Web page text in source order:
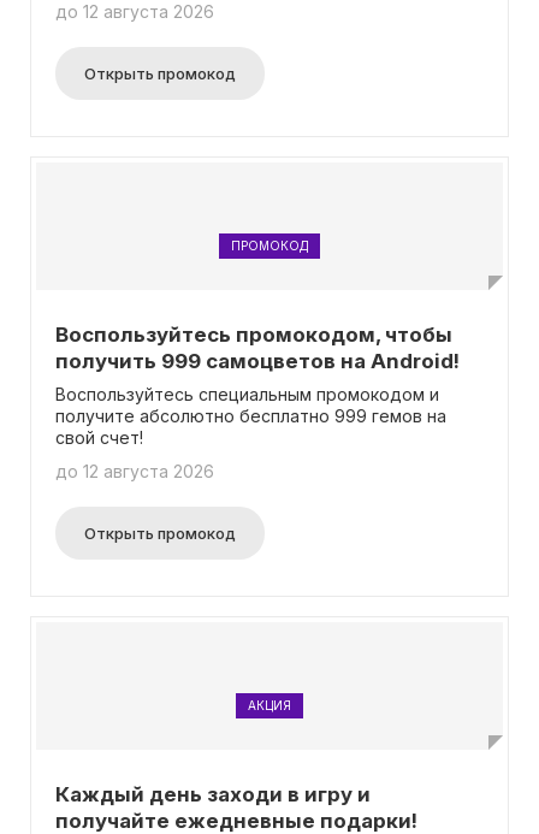
до 12 августа 2026
Открыть промокод
ПРОМОКОД
Воспользуйтесь промокодом, чтобы
получить 999 самоцветов на Android!
Воспользуйтесь специальным промокодом и
получите абсолютно бесплатно 999 гемов на
свой счет!
до 12 августа 2026
Открыть промокод
АКЦИЯ
Каждый день заходи в игру и
получайте ежедневные подарки!